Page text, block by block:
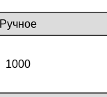
Ручное
1000